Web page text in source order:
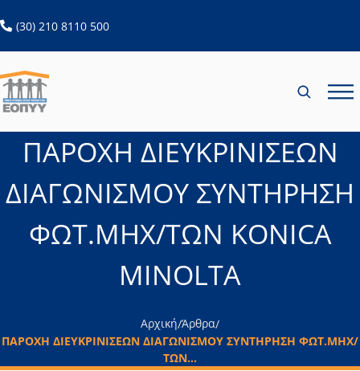
(30) 210 8110 500ανοίγει σε νέα καρτέλα
ΠΑΡΟΧΗ ΔΙΕΥΚΡΙΝΙΣΕΩΝ
ΔΙΑΓΩΝΙΣΜΟΥ ΣΥΝΤΗΡΗΣΗ
ΦΩΤ.ΜΗΧ/ΤΩΝ KONICA
MINOLTA
Αρχική/Άρθρα/
ΠΑΡΟΧΗ ΔΙΕΥΚΡΙΝΙΣΕΩΝ ΔΙΑΓΩΝΙΣΜΟΥ ΣΥΝΤΗΡΗΣΗ ΦΩΤ.ΜΗΧ/
ΤΩΝ...